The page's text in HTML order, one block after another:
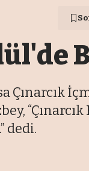
Çınarcık
“Çınarcık
dedi.